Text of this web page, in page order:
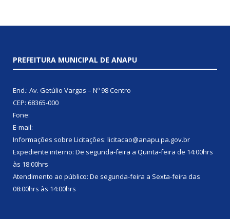
PREFEITURA MUNICIPAL DE ANAPU
End.: Av. Getúlio Vargas – Nº 98 Centro
CEP: 68365-000
Fone:
E-mail:
Informações sobre Licitações: licitacao@anapu.pa.gov.br
Expediente interno: De segunda-feira a Quinta-feira de 14:00hrs
às 18:00hrs
Atendimento ao público: De segunda-feira a Sexta-feira das
08:00hrs às 14:00hrs